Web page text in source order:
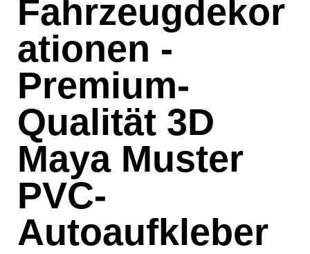
Fahrzeugdekor
ationen -
Premium-
Qualität 3D
Maya Muster
PVC-
Autoaufkleber